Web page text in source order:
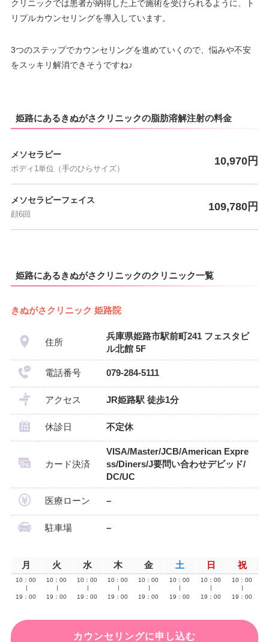
クリニックでは患者が納得した上で施術を受けられるように、ト
リプルカウンセリングを導入しています。
3つのステップでカウンセリングを進めていくので、悩みや不安
をスッキリ解消できそうですね♪
姫路にあるきぬがさクリニックの脂肪溶解注射の料金
メソセラピー
ボディ1単位（手のひらサイズ）
10,970円
メソセラピーフェイス
顔6回
109,780円
姫路にあるきぬがさクリニックのクリニック一覧
きぬがさクリニック 姫路院
住所
兵庫県姫路市駅前町241 フェスタビ
ル北館 5F
電話番号 079-284-5111
アクセス JR姫路駅 徒歩1分
休診日 不定休
カード決済
VISA/Master/JCB/American Expre
ss/Diners/J要問い合わせデビッド/
DC/UC
医療ローン –
駐車場 –
月 火 水 木 金 土 日 祝
10：00
19：00
10：00
19：00
10：00
19：00
10：00
19：00
10：00
19：00
10：00
19：00
10：00
19：00
10：00
19：00
カウンセリングに申し込む